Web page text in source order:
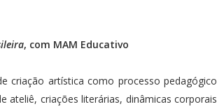
, com MAM Educativo
criação artística como processo pedagógico
ateliê, criações literárias, dinâmicas corporais